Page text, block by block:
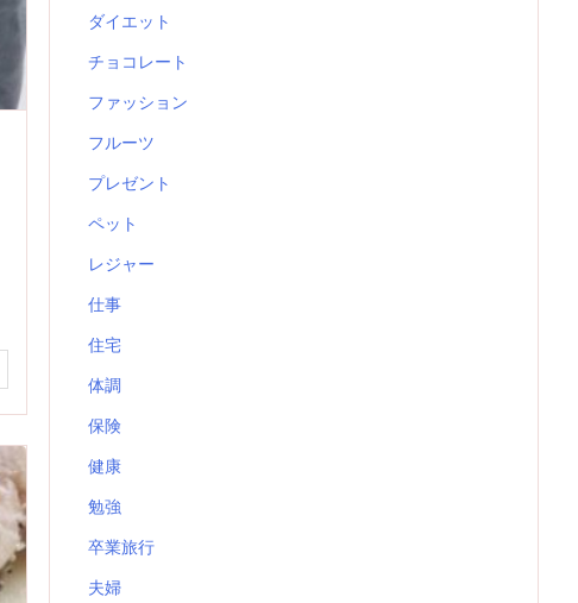
ダイエット
チョコレート
ファッション
フルーツ
プレゼント
ペット
レジャー
仕事
住宅
体調
保険
健康
勉強
卒業旅行
夫婦